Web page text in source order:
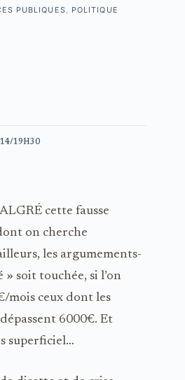
PUBLIQUES, POLITIQUE
19H30
cette fausse
on cherche
les argumements-
» soit touchée, si l’on
mois ceux dont les
6000€. Et
superficiel…